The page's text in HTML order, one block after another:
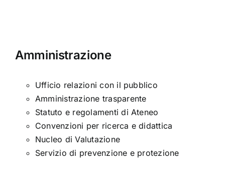
Amministrazione
Ufficio relazioni con il pubblico
Amministrazione trasparente
Statuto e regolamenti di Ateneo
Convenzioni per ricerca e didattica
Nucleo di Valutazione
Servizio di prevenzione e protezione